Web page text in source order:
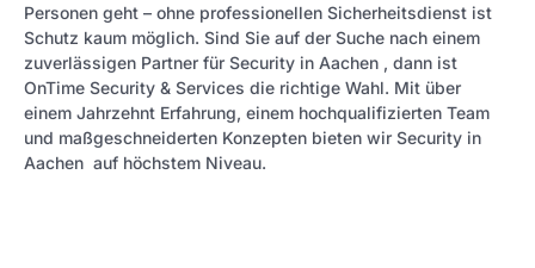
Personen geht – ohne professionellen Sicherheitsdienst ist
Schutz kaum möglich. Sind Sie auf der Suche nach einem
zuverlässigen Partner für Security in Aachen , dann ist
OnTime Security & Services die richtige Wahl. Mit über
einem Jahrzehnt Erfahrung, einem hochqualifizierten Team
und maßgeschneiderten Konzepten bieten wir Security in
Aachen auf höchstem Niveau.